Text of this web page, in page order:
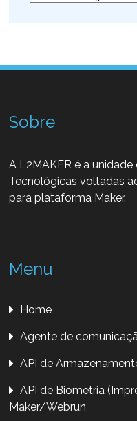
Sobre
A L2MAKER é a
Tecnológicas voltadas
para plataforma Maker.
Menu
Home
Agente de
API de
API de Biometria
Maker/Webrun